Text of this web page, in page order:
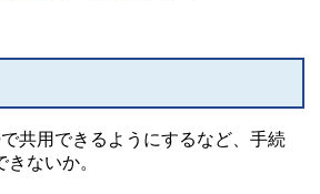
共用できるようにするなど、手続
ないか。